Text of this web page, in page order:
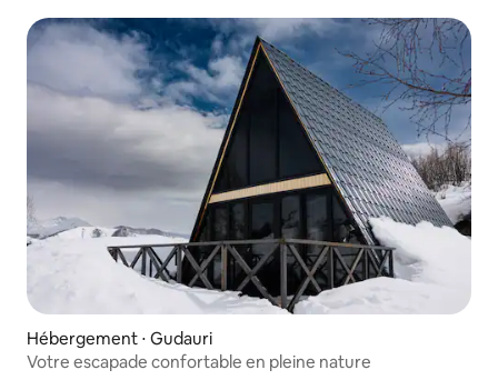
Hébergement ⋅ Gudauri
Votre escapade confortable en pleine nature